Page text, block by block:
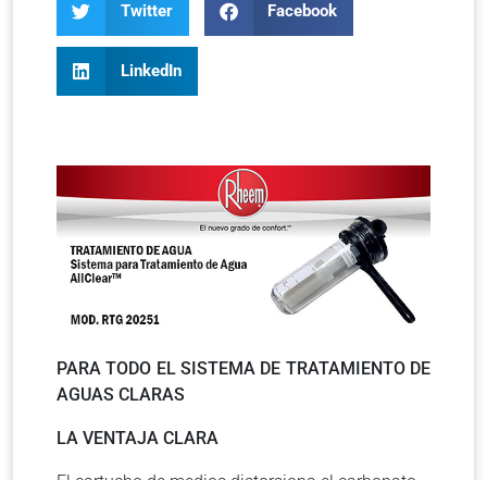
Twitter Facebook
LinkedIn
PARA TODO EL SISTEMA DE TRATAMIENTO DE
AGUAS CLARAS
LA VENTAJA CLARA